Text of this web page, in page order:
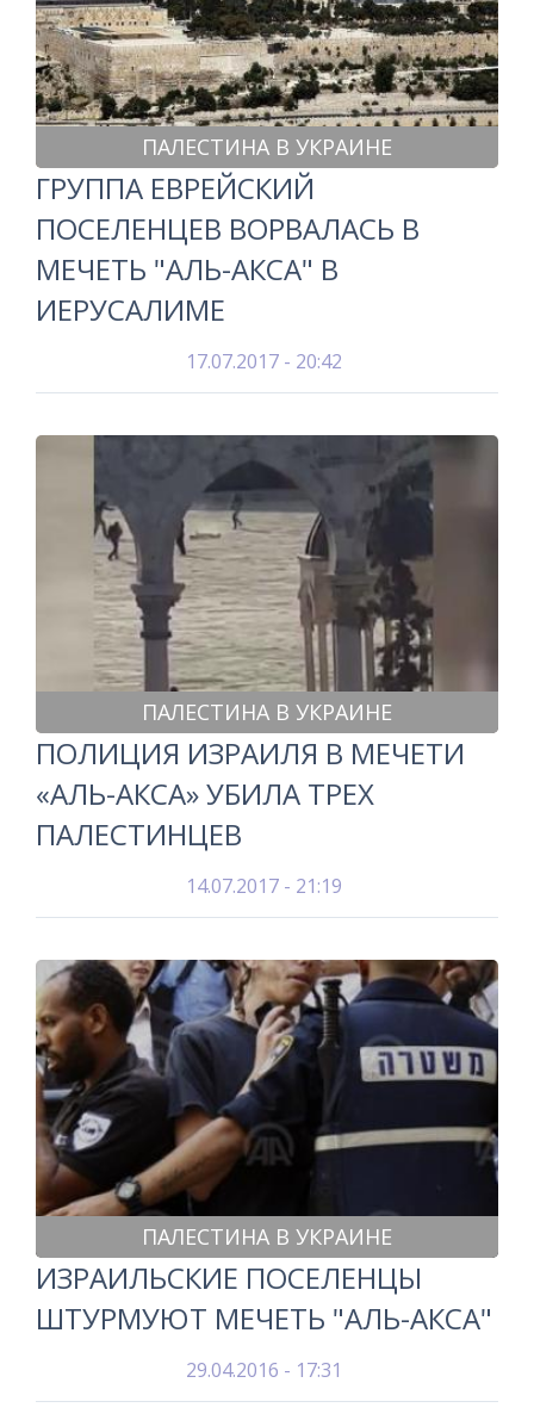
ПАЛЕСТИНА В УКРАИНЕ
ГРУППА ЕВРЕЙСКИЙ
ПОСЕЛЕНЦЕВ ВОРВАЛАСЬ В
МЕЧЕТЬ "АЛЬ-АКСА" В
ИЕРУСАЛИМЕ
17.07.2017 - 20:42
ПАЛЕСТИНА В УКРАИНЕ
ПОЛИЦИЯ ИЗРАИЛЯ В МЕЧЕТИ
«АЛЬ-АКСА» УБИЛА ТРЕХ
ПАЛЕСТИНЦЕВ
14.07.2017 - 21:19
ПАЛЕСТИНА В УКРАИНЕ
ИЗРАИЛЬСКИЕ ПОСЕЛЕНЦЫ
ШТУРМУЮТ МЕЧЕТЬ "АЛЬ-АКСА"
29.04.2016 - 17:31